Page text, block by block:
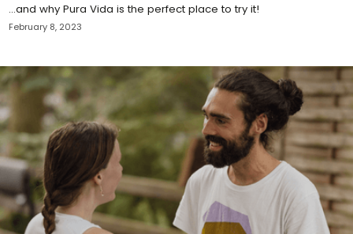
...and why Pura Vida is the perfect place to try it!
February 8, 2023